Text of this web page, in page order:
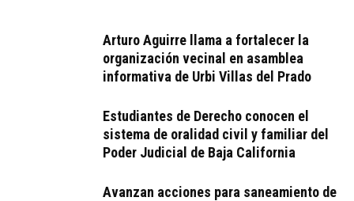
Arturo Aguirre llama a fortalecer la
organización vecinal en asamblea
informativa de Urbi Villas del Prado
Estudiantes de Derecho conocen el
sistema de oralidad civil y familiar del
Poder Judicial de Baja California
Avanzan acciones para saneamiento de